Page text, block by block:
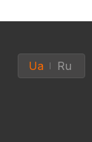
Ua Ru